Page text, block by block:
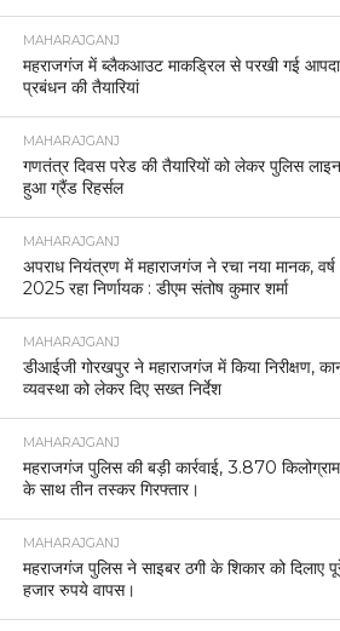
MAHARAJGANJ
महराजगंज में ब्लैकआउट माकड्रिल से परखी गई आपदा
प्रबंधन की तैयारियां
MAHARAJGANJ
गणतंत्र दिवस परेड की तैयारियों को लेकर पुलिस
हुआ ग्रैंड रिहर्सल
MAHARAJGANJ
अपराध नियंत्रण में महाराजगंज ने रचा नया मानक, वर्ष
2025 रहा निर्णायक : डीएम संतोष कुमार शर्मा
MAHARAJGANJ
डीआईजी गोरखपुर ने महाराजगंज में किया निरीक्षण,
व्यवस्था को लेकर दिए सख्त निर्देश
MAHARAJGANJ
महराजगंज पुलिस की बड़ी कार्रवाई, 3.870
के साथ तीन तस्कर गिरफ्तार।
MAHARAJGANJ
महराजगंज पुलिस ने साइबर ठगी के शिकार को दिलाए
हजार रुपये वापस।